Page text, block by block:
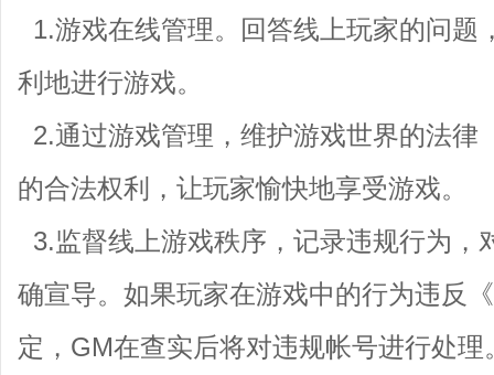
1.游戏在线管理。回答线上玩家的问题
利地进行游戏。
2.通过游戏管理，维护游戏世界的法律
的合法权利，让玩家愉快地享受游戏。
3.监督线上游戏秩序，记录违规行为，
确宣导。如果玩家在游戏中的行为违反
定，GM在查实后将对违规帐号进行处理